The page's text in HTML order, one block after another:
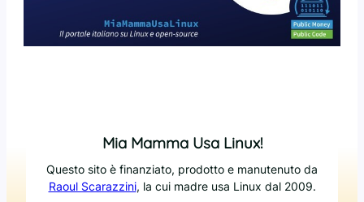
Mia Mamma Usa Linux!
Questo sito è finanziato, prodotto e manutenuto da
Raoul Scarazzini, la cui madre usa Linux dal 2009.